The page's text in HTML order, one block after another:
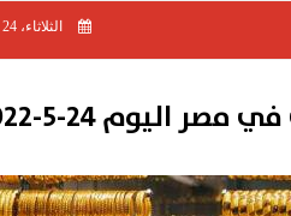
الثلاثاء، 24 مايو 2022
اليوم 24-5-2022